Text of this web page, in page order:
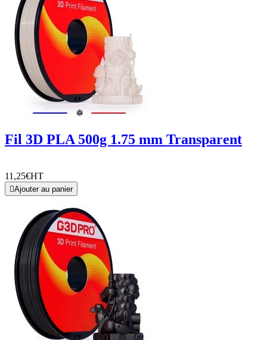
Fil 3D PLA 500g 1.75 mm Transparent
11,25€HT
Ajouter au panier